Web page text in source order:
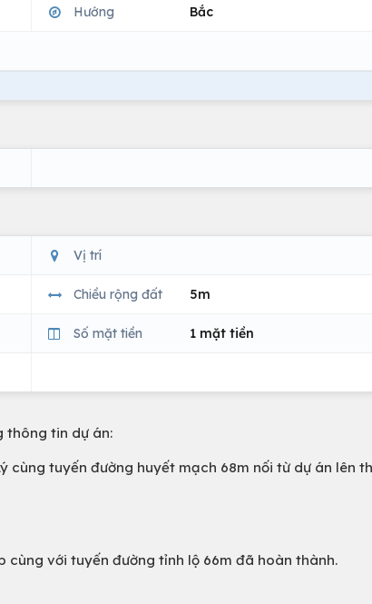
Hướng Bắc
Vị trí
Chiều rộng đất 5m
Số mặt tiền 1 mặt tiền
thông tin dự án:
cùng tuyến đường huyết mạch 68m nối từ dự án lên
với tuyến đường tỉnh lộ 66m đã hoàn thành.